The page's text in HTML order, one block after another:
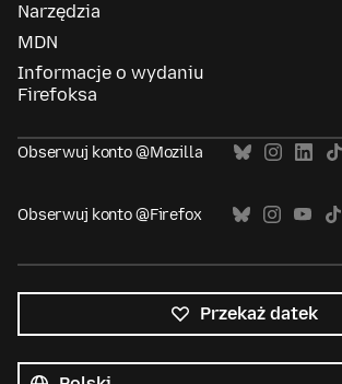
Narzędzia
MDN
Informacje o wydaniu
Firefoksa
Obserwuj konto @Mozilla
Obserwuj konto @Firefox
Przekaż datek
języki
Język